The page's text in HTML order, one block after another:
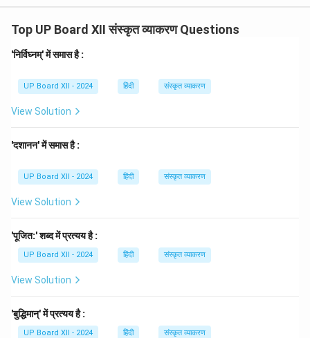
Top UP Board XII संस्कृत व्याकरण Questions
'निर्विघ्नम्' में समास है :
UP Board XII - 2024 हिंदी संस्कृत व्याकरण
View Solution
'दशानन' में समास है :
UP Board XII - 2024 हिंदी संस्कृत व्याकरण
View Solution
'पूजित:' शब्द में प्रत्यय है :
UP Board XII - 2024 हिंदी संस्कृत व्याकरण
View Solution
'बुद्धिमान्' में प्रत्यय है :
UP Board XII - 2024 हिंदी संस्कृत व्याकरण